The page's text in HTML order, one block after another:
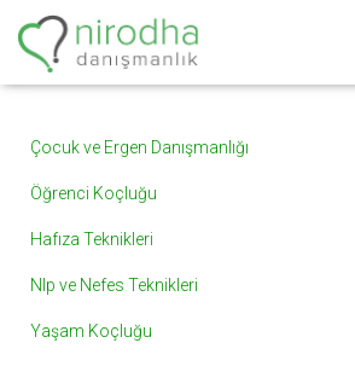
Çocuk ve Ergen Danışmanlığı
Öğrenci Koçluğu
Hafıza Teknikleri
Nlp ve Nefes Teknikleri
Yaşam Koçluğu